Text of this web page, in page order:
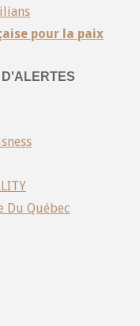
pour la paix
Québec